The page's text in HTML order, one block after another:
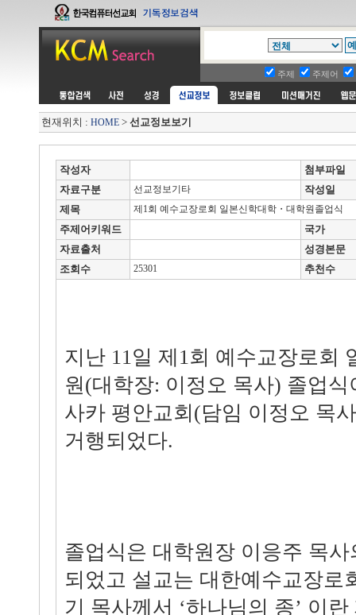
주제 주제어
현재위치 : HOME > 선교정보보기
작성자
첨부파일
자료구분
선교정보기타
작성일
제목
제1회 예수교장로회 일본신학대학・대학원졸업식
주제어키워드
국가
자료출처
성경본문
조회수
25301 추천수
지난 11일 제1회 예수교장로회
원(대학장: 이정오 목사) 졸업
사카 평안교회(담임 이정오 목
거행되었다.
졸업식은 대학원장 이응주 목
되었고 설교는 대한예수교장로
기 목사께서 ‘하나님의 종’ 이